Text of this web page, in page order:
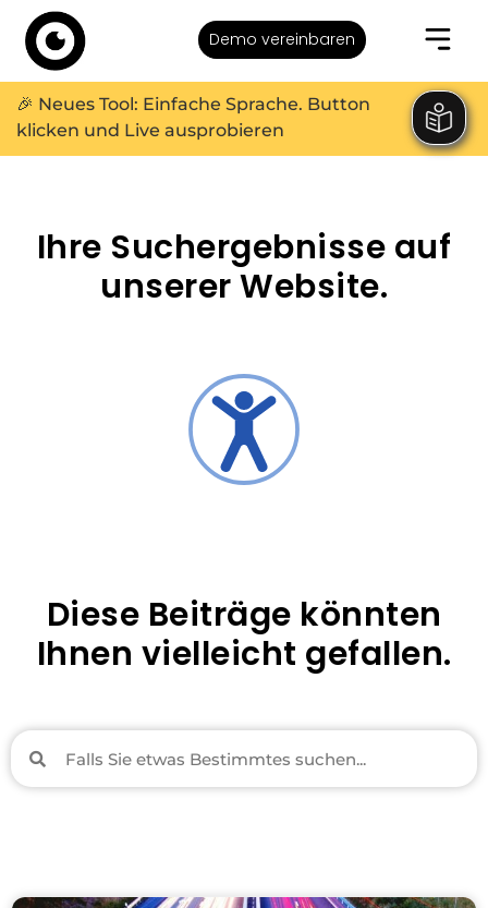
Demo vereinbaren
🎉 Neues Tool: Einfache Sprache. Button
klicken und Live ausprobieren
Ihre Suchergebnisse auf
unserer Website.
Diese Beiträge könnten
Ihnen vielleicht gefallen.